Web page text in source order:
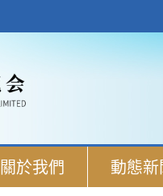
關於我們 動態新